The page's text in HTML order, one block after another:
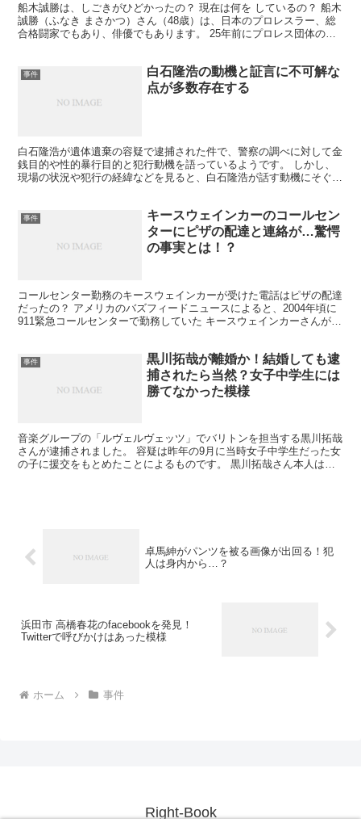
船木誠勝は、しごきがひどかったの？ 現在は何を しているの？ 船木
誠勝（ふなき まさかつ）さん（48歳）は、日本のプロレスラー、総
合格闘家でもあり、俳優でもあります。 25年前にプロレス団体のパ
事件
白石隆浩の動機と証言に不可解な
点が多数存在する
白石隆浩が遺体遺棄の容疑で逮捕された件で、警察の調べに対して金
銭目的や性的暴行目的と犯行動機を語っているようです。 しかし、
現場の状況や犯行の経緯などを見ると、白石隆浩が話す動機にそぐわ
事件
キースウェインカーのコールセン
ターにピザの配達と連絡が…驚愕
の事実とは！？
コールセンター勤務のキースウェインカーが受けた電話はピザの配達
だったの？ アメリカのバズフィードニュースによると、2004年頃に
911緊急コールセンターで勤務していた キースウェインカーさんが、
事件
黒川拓哉が離婚か！結婚しても逮
捕されたら当然？女子中学生には
勝てなかった模様
音楽グループの「ルヴェルヴェッツ」でバリトンを担当する黒川拓哉
さんが逮捕されました。 容疑は昨年の9月に当時女子中学生だった女
の子に援交をもとめたことによるものです。 黒川拓哉さん本人は容
卓馬紳がパンツを被る画像が出回る！犯
人は身内から…？
浜田市 高橋春花のfacebookを発見！
Twitterで呼びかけはあった模様
ホーム 事件
Right-Book